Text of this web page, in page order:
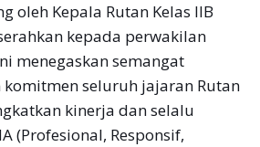
oleh Kepala Rutan Kelas IIB
kepada perwakilan
menegaskan semangat
komitmen seluruh jajaran Rutan
kinerja dan selalu
(Profesional, Responsif,